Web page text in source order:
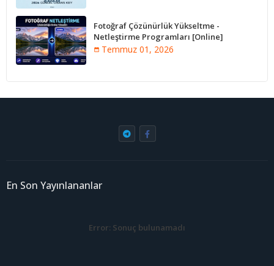
Fotoğraf Çözünürlük Yükseltme -
Netleştirme Programları [Online]
Temmuz 01, 2026
En Son Yayınlananlar
Error: Sonuç bulunamadı